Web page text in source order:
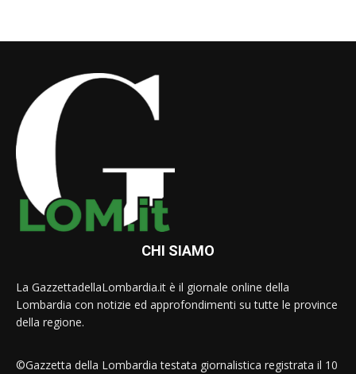
CHI SIAMO
La GazzettadellaLombardia.it è il giornale online della
Lombardia con notizie ed approfondimenti su tutte le province
della regione.
©Gazzetta della Lombardia testata giornalistica registrata il 10